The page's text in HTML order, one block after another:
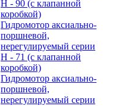
H - 90 (с клапанной
коробкой)
Гидромотор аксиально-
поршневой,
нерегулируемый cерии
H - 71 (с клапанной
коробкой)
Гидромотор аксиально-
поршневой,
нерегулируемый cерии